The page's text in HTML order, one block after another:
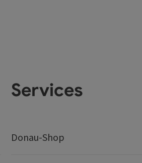
Services
Donau-Shop